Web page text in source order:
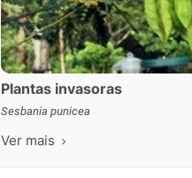
Plantas invasoras
Sesbania punicea
Ver mais